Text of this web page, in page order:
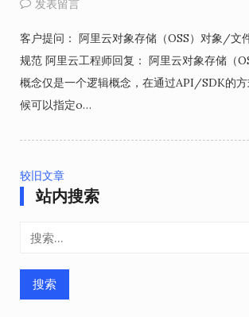
发表留言
客户提问： 阿里云对象存储（OSS）对象/文
规范 阿里云工程师回复： 阿里云对象存储（
概念仅是一个逻辑概念，在通过API/SDK的
候可以指定o…
文
章
航
较旧文章
站内搜索